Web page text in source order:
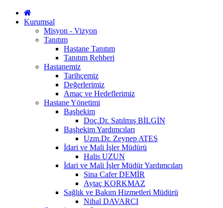
Kurumsal
Misyon - Vizyon
Tanıtım
Hastane Tanıtım
Tanıtım Rehberi
Hastanemiz
Tarihçemiz
Değerlerimiz
Amaç ve Hedeflerimiz
Hastane Yönetimi
Başhekim
Doç.Dr. Satılmış BİLGİN
Başhekim Yardımcıları
Uzm.Dr. Zeynep ATEŞ
İdari ve Mali İşler Müdürü
Halis UZUN
İdari ve Mali İşler Müdür Yardımcıları
Sina Cafer DEMİR
Aytaç KORKMAZ
Sağlık ve Bakım Hizmetleri Müdürü
Nihal DAVARCI